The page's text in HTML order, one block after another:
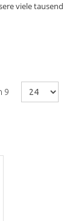
viele tausend
9